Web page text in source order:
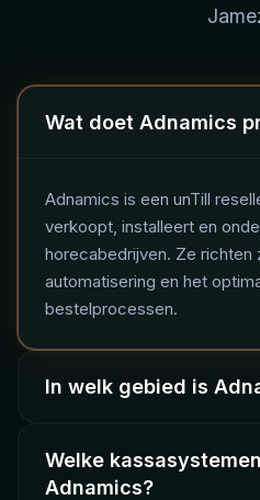
Wat doet Adnamics
Adnamics is een unTill
verkoopt, installeert en
horecabedrijven. Ze richten
automatisering en het
bestelprocessen.
In welk gebied is
Adnamics is gevestigd in
horecaondernemers door
Welke
Adnamics?